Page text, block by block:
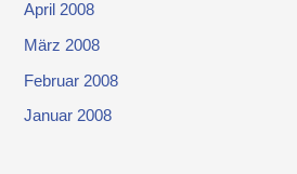
April 2008
März 2008
Februar 2008
Januar 2008